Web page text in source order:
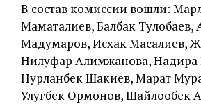
В состав комиссии вошли:
Маматалиев, Балбак Тулобаев,
Мадумаров, Исхак Масалиев,
Нилуфар Алимжанова, Надира
Нурланбек Шакиев, Марат
Улугбек Ормонов, Шайлообек